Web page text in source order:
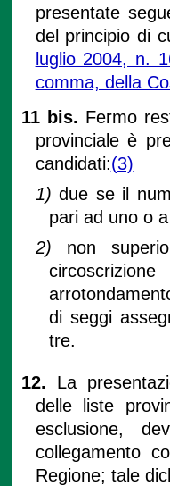
presentate
del principio di
luglio 2004, n.
comma, della
11 bis. Fermo
provinciale è
candidati:(3)
1)due se il
pari ad uno o
2) non
di seggi
tre.
12. La
delle liste
esclusione,
collegamento
Regione; tale